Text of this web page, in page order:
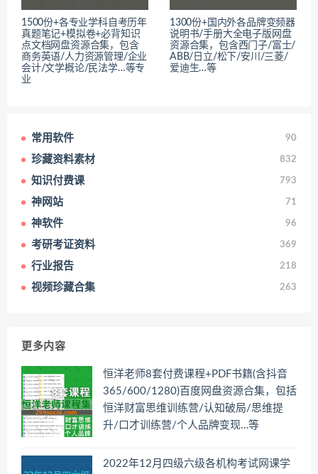
1500份+各专业学科自考历年
真题笔记+模拟卷+必背知识
点文档网盘资源合集，包含
商务英语/人力资源管理/企业
会计/文学概论/民法学…等专
业
1300份+国内外各品牌变频器
说明书/手册大全电子版网盘
资源合集，包含西门子/富士/
ABB/日立/松下/安川/三菱/
爱迪生…等
常用软件 90
珍藏资料素材 832
知识付费课 793
神网站 71
神软件 96
考研考证资料 369
行业报告 218
视频珍藏合集 263
更多内容
恒洋老师8套付费课程+PDF书籍(含抖音
365/600/1280)百度网盘资源合集，包括
恒洋财富思维训练营/认知破局/思维提
升/口才训练营/个人品牌变现…等
2022年12月四级六级各机构考试网课学